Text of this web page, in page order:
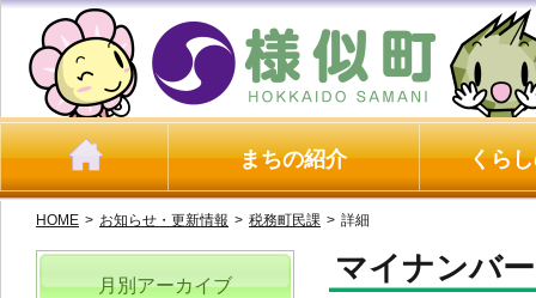
まちの紹介 くら
HOME > お知らせ・更新情報 > 税務町民課 > 詳細
マイナンバ
月別アーカイブ